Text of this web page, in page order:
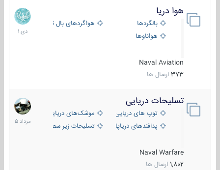
هوا دریا
بالگردها
هواگردهای بال ثابت
هواناوها
Naval Aviation
373 ارسال ها
12
دی
1401
تسلیحات دریایی
توپ های دریایی
موشک‌های دریایی
پدافندهای دریاپایه
تسلیحات زیر سطحی
Naval Warfare
1,802 ارسال ها
2
مرداد
1405